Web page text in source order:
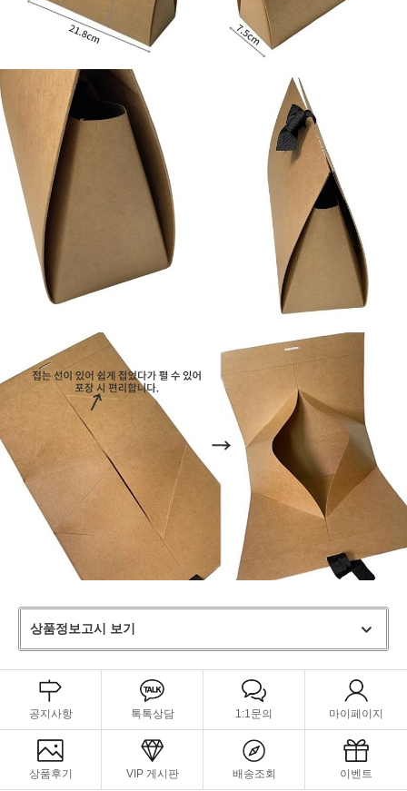
상품정보고시 보기
공지사항 톡톡상담 1:1문의 마이페이지
상품후기 VIP 게시판 배송조회 이벤트